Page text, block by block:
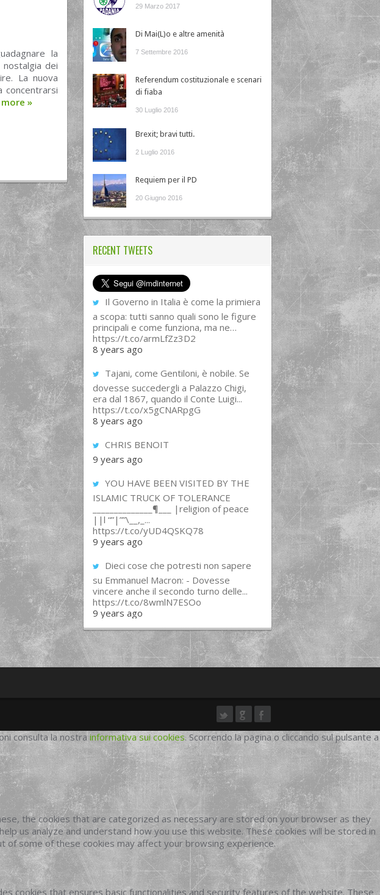
la
nostalgia dei
La nuova
concentrarsi
more »
29 Marzo 2017
Di Mai(L)o e altre amenità
7 Settembre 2016
Referendum costituzionale e scenari
di fiaba
30 Luglio 2016
Brexit; bravi tutti.
2 Luglio 2016
Requiem per il PD
20 Giugno 2016
RECENT TWEETS
Il Governo in Italia è come la primiera
a scopa: tutti sanno quali sono le figure
principali e come funziona, ma ne…
https://t.co/armLfZz3D2
8 years ago
Tajani, come Gentiloni, è nobile. Se
dovesse succedergli a Palazzo Chigi,
era dal 1867, quando il Conte Luigi...
https://t.co/x5gCNARpgG
8 years ago
CHRIS BENOIT
9 years ago
YOU HAVE BEEN VISITED BY THE
ISLAMIC TRUCK OF TOLERANCE
______________¶___ |religion of peace
||l “”|””\__,_...
https://t.co/yUD4QSKQ78
9 years ago
Dieci cose che potresti non sapere
su Emmanuel Macron: - Dovesse
vincere anche il secondo turno delle...
https://t.co/8wmlN7ESOo
9 years ago
consulta la nostra informativa sui cookies. Scorrendo la pagina o cliccando sul pulsante a
the cookies that are categorized as necessary are stored on your browser as they
us analyze and understand how you use this website. These cookies will be stored in
some of these cookies may affect your browsing experience.
cookies that ensures basic functionalities and security features of the website. These